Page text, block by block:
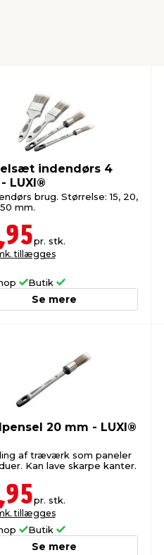
indendørs 4
LUXI®
brug. Størrelse: 15, 20,
mm.
pr. stk.
tillægges
Butik
Se mere
20 mm - LUXI®
af træværk som paneler
Kan lave skarpe kanter.
pr. stk.
tillægges
Butik
Se mere